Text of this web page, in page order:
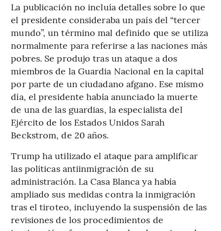
La publicación no incluía detalles sobre lo que
el presidente consideraba un país del “tercer
mundo”, un término mal definido que se utiliza
normalmente para referirse a las naciones más
pobres. Se produjo tras un ataque a dos
miembros de la Guardia Nacional en la capital
por parte de un ciudadano afgano. Ese mismo
día, el presidente había anunciado la muerte
de una de las guardias, la especialista del
Ejército de los Estados Unidos Sarah
Beckstrom, de 20 años.
Trump ha utilizado el ataque para amplificar
las políticas antiinmigración de su
administración. La Casa Blanca ya había
ampliado sus medidas contra la inmigración
tras el tiroteo, incluyendo la suspensión de las
revisiones de los procedimientos de